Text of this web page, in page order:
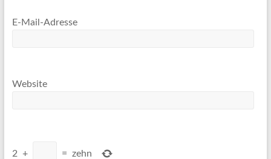
E-Mail-Adresse
Website
2 + = zehn